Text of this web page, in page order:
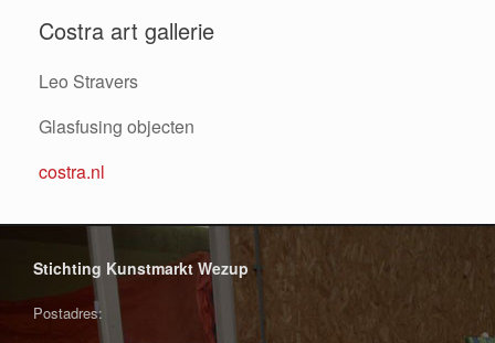
Costra art gallerie
Leo Stravers
Glasfusing objecten
costra.nl
Stichting Kunstmarkt Wezup
Postadres: